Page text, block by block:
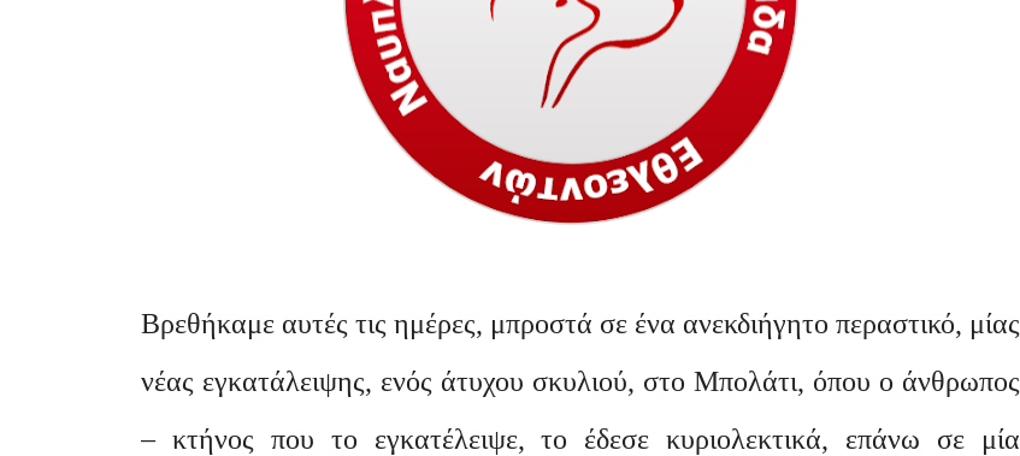
Βρεθήκαμε αυτές τις ημέρες, μπροστά σε ένα ανεκδιήγητο περαστικό, μίας
νέας εγκατάλειψης, ενός άτυχου σκυλιού, στο Μπολάτι, όπου ο άνθρωπος
– κτήνος που το εγκατέλειψε, το έδεσε κυριολεκτικά, επάνω σε μία